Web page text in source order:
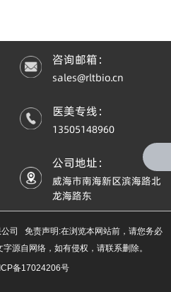
咨询邮箱：
sales@rltbio.cn
医美专线：
13505148960
公司地址：
威海市南海新区滨海路北
龙海路东
司 免责声明:在浏览本网站前，请您务必
源自网络，如有侵权，请联系删除。
备17024206号